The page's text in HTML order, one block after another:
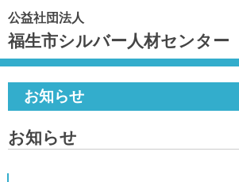
公益社団法人
福生市シルバー人材センター
お知らせ
お知らせ